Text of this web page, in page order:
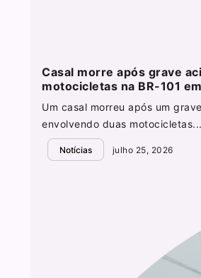
Casal morre após grave
motocicletas na BR-101
Um casal morreu após um
envolvendo duas motocicletas...
Notícias julho 25, 2026